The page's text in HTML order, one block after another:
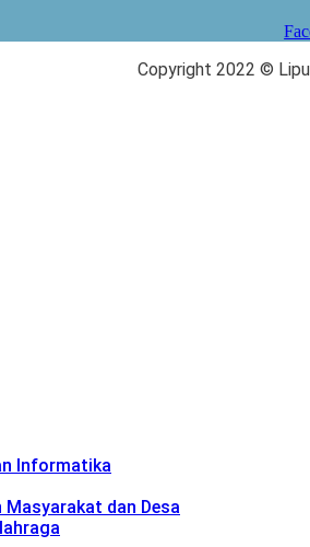
Copyright 2022 ©
Informatika
Masyarakat dan Desa